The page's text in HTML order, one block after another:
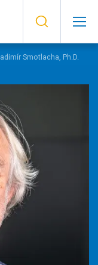
Smotlacha, Ph.D.